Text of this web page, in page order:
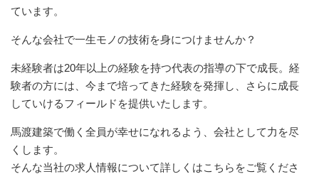
ています。
そんな会社で一生モノの技術を身につけませんか？
未経験者は20年以上の経験を持つ代表の指導の下で成長。経
験者の方には、今まで培ってきた経験を発揮し、さらに成長
していけるフィールドを提供いたします。
馬渡建築で働く全員が幸せになれるよう、会社として力を尽
くします。
そんな当社の求人情報について詳しくはこちらをご覧くださ